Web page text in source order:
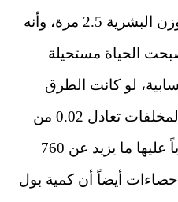
الزراعية، وهو ما يزيد عن وزن البشرية 2.5 مرة، وأنه
الحياة مستحيلة
لو كانت الطرق
البشرية للتخلص من هذه المخلفات تعادل 0.02 من
الدولار لأنفق الانسان سنوياً عليها ما يزيد عن 760
أيضاً أن كمية بول